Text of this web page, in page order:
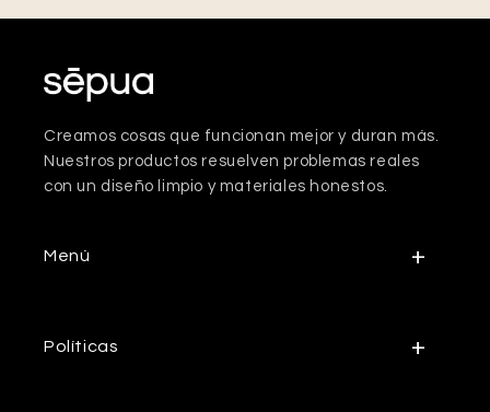
Creamos cosas que funcionan mejor y duran más.
Nuestros productos resuelven problemas reales
con un diseño limpio y materiales honestos.
Menú
Políticas